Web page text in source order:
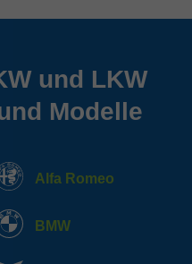
und LKW
Modelle
Alfa Romeo
BMW